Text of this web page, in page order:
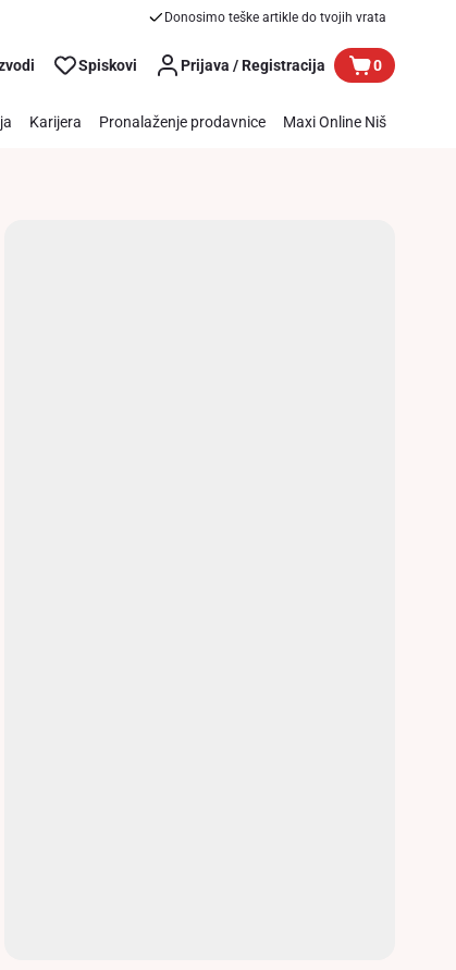
Donosimo teške artikle do tvojih vrata
Spiskovi Prijava / Registracija 0
Karijera Pronalaženje prodavnice Maxi Online Niš